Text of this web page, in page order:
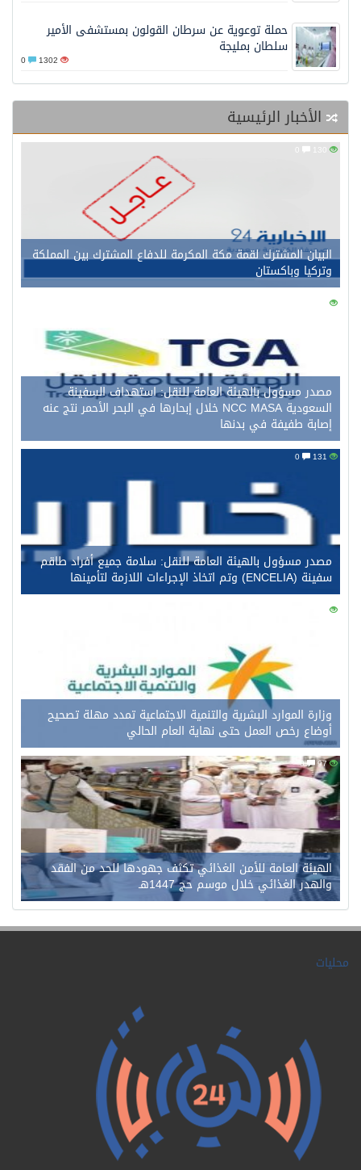
حملة توعوية عن سرطان القولون بمستشفى الأمير
سلطان بمليجة
1302
الأخبار الرئيسية
البيان المشترك لقمة مكة المكرمة للدفاع المشترك بين المملكة
وتركيا وباكستان
141
مصدر مسؤول بالهيئة العامة للنقل: استهداف السفينة
السعودية NCC MASA خلال إبحارها في البحر الأحمر نتج عنه
إصابة طفيفة في بدنها
مصدر مسؤول بالهيئة العامة للنقل: سلامة جميع أفراد طاقم
سفينة (ENCELIA) وتم اتخاذ الإجراءات اللازمة لتأمينها
115
وزارة الموارد البشرية والتنمية الاجتماعية تمدد مهلة تصحيح
أوضاع رخص العمل حتى نهاية العام الحالي
97
0
الهيئة العامة للأمن الغذائي تكثف جهودها للحد من الفقد
والهدر الغذائي خلال موسم حج 1447هـ
محليات